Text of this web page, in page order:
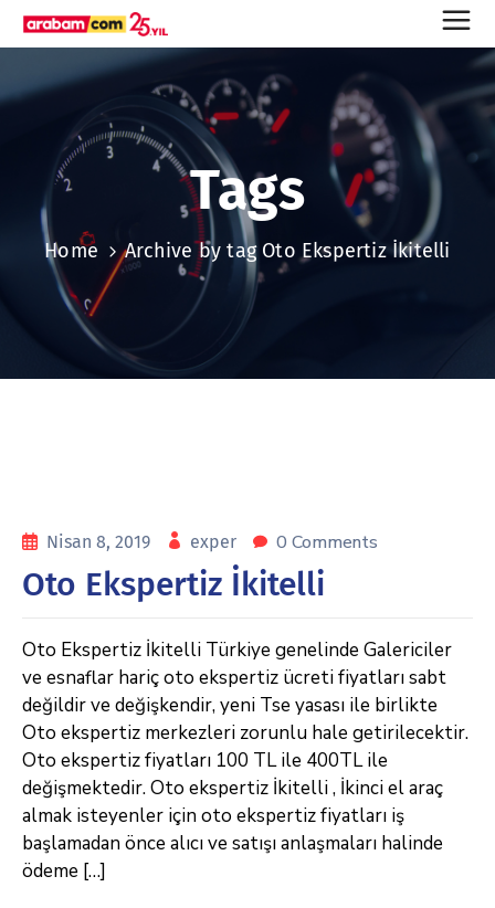
Tags
Home Archive by tag Oto Ekspertiz İkitelli
Nisan 8, 2019 exper 0 Comments
Oto Ekspertiz İkitelli
Oto Ekspertiz İkitelli Türkiye genelinde Galericiler
ve esnaflar hariç oto ekspertiz ücreti fiyatları sabt
değildir ve değişkendir, yeni Tse yasası ile birlikte
Oto ekspertiz merkezleri zorunlu hale getirilecektir.
Oto ekspertiz fiyatları 100 TL ile 400TL ile
değişmektedir. Oto ekspertiz İkitelli , İkinci el araç
almak isteyenler için oto ekspertiz fiyatları iş
başlamadan önce alıcı ve satışı anlaşmaları halinde
ödeme […]